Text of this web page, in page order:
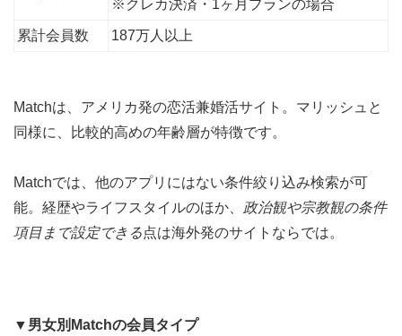
※クレカ決済・1ヶ月プランの場合
累計会員数 187万人以上
Matchは、アメリカ発の恋活兼婚活サイト。マリッシュと
同様に、比較的高めの年齢層が特徴です。
Matchでは、他のアプリにはない条件絞り込み検索が可
能。経歴やライフスタイルのほか、 政治観や宗教観の条件
項目まで設定できる点は海外発のサイトならでは。
▼男女別Matchの会員タイプ